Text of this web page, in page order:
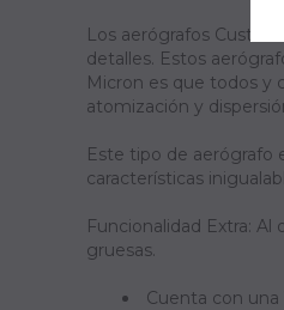
Los aerógrafos
detalles. Estos
Micron es que todos y
atomización y
Este tipo de aerógrafo
características
Funcionalidad Extra:
gruesas.
Cuenta con